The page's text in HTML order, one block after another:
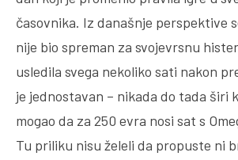
časovnika. Iz današnje perspektive
nije bio spreman za svojevrsnu
usledila svega nekoliko sati nakon
je jednostavan – nikada do tada širi
mogao da za 250 evra nosi sat s
Tu priliku nisu želeli da propuste ni